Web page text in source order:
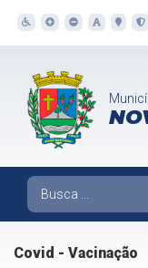
Covid - Vacinação